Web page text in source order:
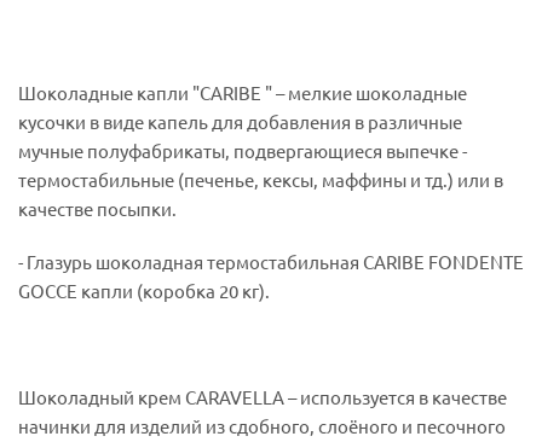
Шоколадные капли "CARIBE " – мелкие шоколадные
кусочки в виде капель для добавления в различные
мучные полуфабрикаты, подвергающиеся выпечке -
термостабильные (печенье, кексы, маффины и тд.) или в
качестве посыпки.
- Глазурь шоколадная термостабильная CARIBE FONDENTE
GOCCE капли (коробка 20 кг).
Шоколадный крем CARAVELLA – используется в качестве
начинки для изделий из сдобного, слоёного и песочного